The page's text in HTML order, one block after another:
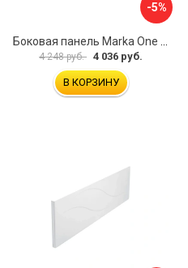
-5%
Боковая панель Marka One Flat 80 MG L 02бфл80мгл
4 248 руб. 4 036 руб.
В КОРЗИНУ